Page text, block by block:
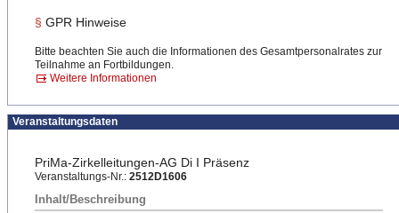
§ GPR Hinweise
Bitte beachten Sie auch die Informationen des Gesamtpersonalrates zur
Teilnahme an Fortbildungen.
Weitere Informationen
Veranstaltungsdaten
PriMa-Zirkelleitungen-AG Di I Präsenz
Veranstaltungs-Nr.: 2512D1606
Inhalt/Beschreibung